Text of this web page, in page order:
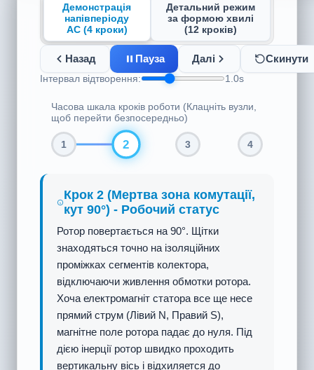
Демонстрація
напівперіоду
AC (4 кроки)
Детальний режим
за формою хвилі
(12 кроків)
Назад Пауза Далі Скинути
Інтервал відтворення: 1.0s
Часова шкала кроків роботи (Клацніть вузли,
щоб перейти безпосередньо)
1 2 3 4
Крок 3 (Негативний
напівперіод AC, кут 150°) -
AC переходить у негативний напівперіод,
змінюючи полярність. Струм статора
реверсується, змінюючи ліву сторону з N
на S, а праву з S на N. У той же час
реверсується і послідовний струм, що
тече в ротор. Хоча ротор повернувся на
150°, реверсування його струму робить
кінець ротора А полюсом N, а кінець В —